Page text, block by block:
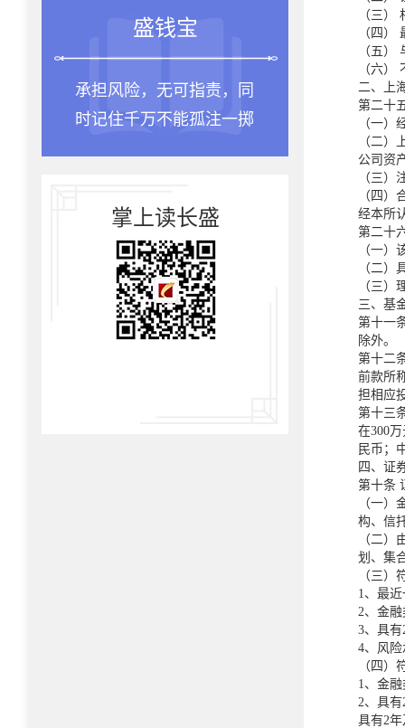
投资箴言
种一棵树最合适的时间
是十年前，其次是现在。
掌上读长盛
（三）
（四）
（五）
（六）
二、上
第二十
（一
（二
公司资
（三）
（四）
经本所
第二十
（一）
（二）
（三）
三、基
第十一
除外。
第十二
前款所
担相应
第十三
在300
民币；
四、证
第十条
（一
构、信
（二
划、集
（三）
1、最
2、金
3、具
4、风
（四）
1、金
2、具
具有2